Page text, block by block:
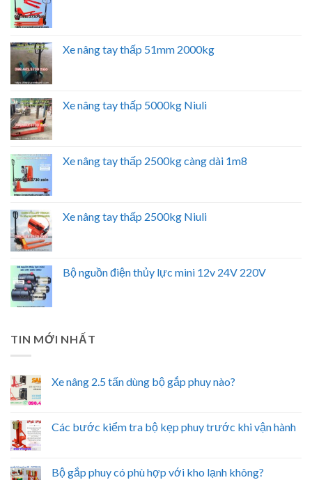
Xe nâng tay thấp 51mm 2000kg
Xe nâng tay thấp 5000kg Niuli
Xe nâng tay thấp 2500kg càng dài 1m8
Xe nâng tay thấp 2500kg Niuli
Bộ nguồn điện thủy lực mini 12v 24V 220V
TIN MỚI NHẤT
Xe nâng 2.5 tấn dùng bộ gắp phuy nào?
Các bước kiểm tra bộ kẹp phuy trước khi vận hành
Bộ gắp phuy có phù hợp với kho lạnh không?